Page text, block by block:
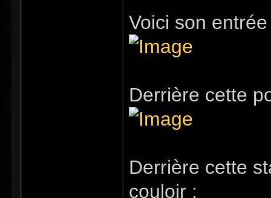
Voici son
Derrière cette
Derrière cette
couloir :